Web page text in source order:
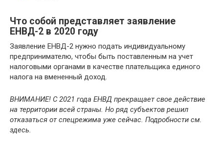
Что собой представляет заявление
ЕНВД-2 в 2020 году
Заявление ЕНВД-2 нужно подать индивидуальному
предпринимателю, чтобы быть поставленным на учет
налоговыми органами в качестве плательщика единого
налога на вмененный доход.
ВНИМАНИЕ! С 2021 года ЕНВД прекращает свое действие
на территории всей страны. Но ряд субъектов решил
отказаться от спецрежима уже сейчас. Подробности см.
здесь.